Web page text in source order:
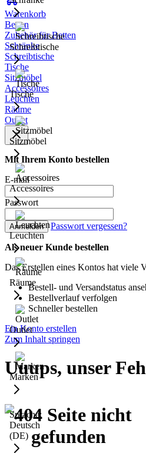
Warenkorb
Schreibtische
Tische
Sitzmöbel
Accessoires
Leuchten
Räume
Outlet
Marken
Sprache:
Deutsch
(DE)
Betten
Zubehör für Betten
Schränke
Schreibtische
Tische
Sitzmöbel
Accessoires
Leuchten
Räume
Outlet
Mit Ihrem Konto bestellen
E-mail
Passwort
Anmelden Passwort vergessen?
Als neuer Kunde bestellen
Das Erstellen eines Kontos hat viele
Bestell- und Versandstatus
Bestellverlauf verfolgen
Schneller bestellen
Ein Konto erstellen
Zum Inhalt springen
Uuups, unser